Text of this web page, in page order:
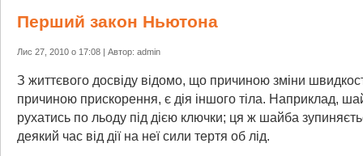
Перший закон Ньютона
Лис 27, 2010 о 17:08 | Автор: admin
З життєвого досвіду відомо, що причиною зміни
причиною прискорення, є дія іншого тіла. Наприклад,
рухатись по льоду під дією ключки; ця ж шайба
деякий час від дії на неї сили тертя об лід.